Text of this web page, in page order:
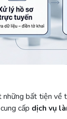
bất tiện về
cấp dịch vụ